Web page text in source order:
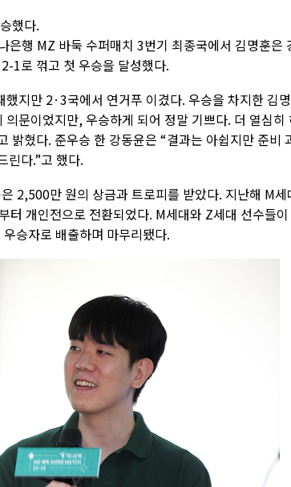
했다.
행 MZ 바둑 수퍼매치 3번기 최종국에서 김명훈은
1로 꺾고 첫 우승을 달성했다.
지만 2·3국에서 연거푸 이겼다. 우승을 차지한 김
문이었지만, 우승하게 되어 정말 기쁘다. 더 열심히
밝혔다. 준우승 한 강동윤은 “결과는 아쉽지만 준비
린다.”고 했다.
2,500만 원의 상금과 트로피를 받았다. 지난해 M세
개인전으로 전환되었다. M세대와 Z세대 선수들
승자로 배출하며 마무리됐다.